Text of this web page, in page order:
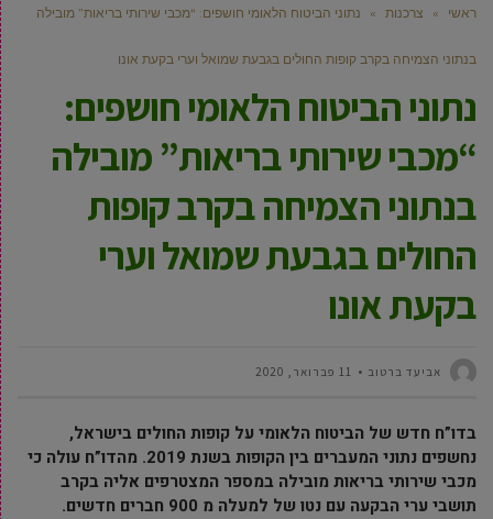
ראשי » צרכנות » נתוני הביטוח הלאומי חושפים: “מכבי שירותי בריאות” מובילה
בנתוני הצמיחה בקרב קופות החולים בגבעת שמואל וערי בקעת אונו
נתוני הביטוח הלאומי חושפים:
“מכבי שירותי בריאות” מובילה
בנתוני הצמיחה בקרב קופות
החולים בגבעת שמואל וערי
בקעת אונו
אביעד ברטוב 11 פברואר, 2020
בדו”ח חדש של הביטוח הלאומי על קופות החולים בישראל,
נחשפים נתוני המעברים בין הקופות בשנת 2019. מהדו”ח עולה כי
מכבי שירותי בריאות מובילה במספר המצטרפים אליה בקרב
תושבי ערי הבקעה עם נטו של למעלה מ 900 חברים חדשים.